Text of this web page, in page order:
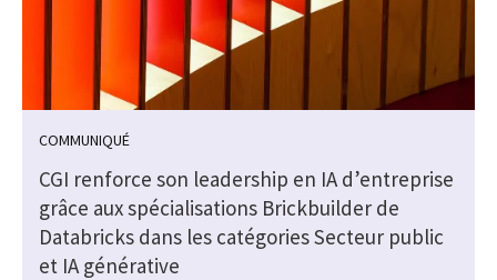
COMMUNIQUÉ
CGI renforce son leadership en IA d’entreprise
grâce aux spécialisations Brickbuilder de
Databricks dans les catégories Secteur public
et IA générative